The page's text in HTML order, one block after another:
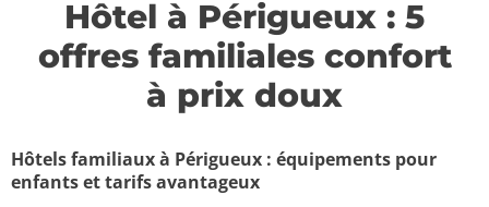
Hôtel à Périgueux : 5
offres familiales confort
à prix doux
Hôtels familiaux à Périgueux : équipements pour
enfants et tarifs avantageux